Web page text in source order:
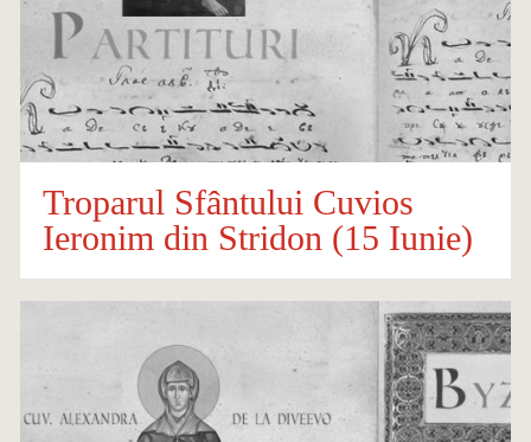
Troparul Sfântului Cuvios
Ieronim din Stridon (15 Iunie)